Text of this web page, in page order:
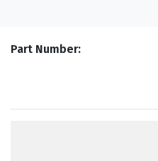
Part Number